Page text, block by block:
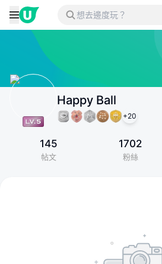
Happy Ball
+20
145
帖文
1702
粉絲